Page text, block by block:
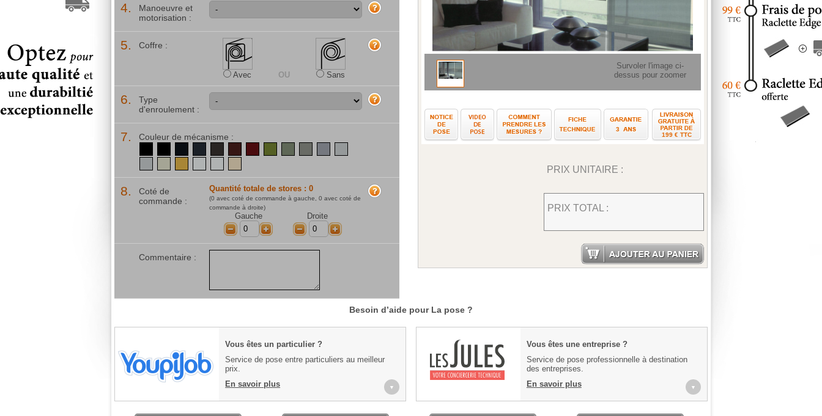
4.
Manoeuvre et
motorisation :
5. Coffre :
Avec OU Sans
6.
Type
d'enroulement :
7.
Couleur de mécanisme :
8.
Coté de
commande :
Quantité totale de stores : 0
(0 avec coté de commande à gauche, 0 avec coté de
commande à droite)
Gauche
Droite
Commentaire :
Survoler l'image ci-
dessus pour zoomer
Notice de poseVidéo de poseComment prendre les mesures ?
Fiche techniqueGarantie
3
Livraison gratuite à
199 € TTC
PRIX UNITAIRE :
PRIX TOTAL :
Besoin d’aide pour La pose ?
Vous êtes un particulier ?
Service de pose entre particuliers au meilleur
prix.
En savoir plus
▼
Vous êtes une entreprise ?
Service de pose professionnelle à destination
des entreprises.
En savoir plus
▼